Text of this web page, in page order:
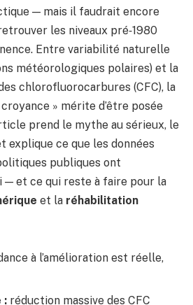
— mais il faudrait encore
les niveaux pré‑1980
Entre variabilité naturelle
météorologiques polaires) et la
chlorofluorocarbures (CFC), la
» mérite d’être posée
prend le mythe au sérieux, le
explique ce que les données
publiques ont
et ce qui reste à faire pour la
et la réhabilitation
à l’amélioration est réelle,
: réduction massive des CFC